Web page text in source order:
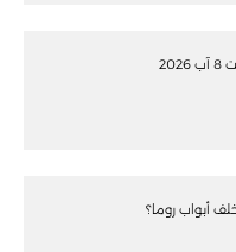
أبواب روما؟